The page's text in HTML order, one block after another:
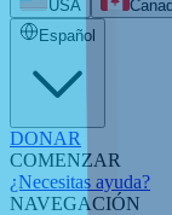
USA
Español
DONAR
COMENZAR
¿Necesitas ayuda?
NAVEGACIÓN